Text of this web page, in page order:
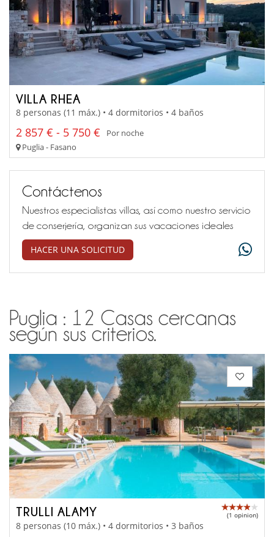
VILLA RHEA
8 personas (11 máx.) • 4 dormitorios • 4 baños
2 857 € - 5 750 €
Por noche
Puglia - Fasano
Contáctenos
Nuestros especialistas villas, así como nuestro servicio
de conserjería, organizan sus vacaciones ideales
HACER UNA SOLICITUD
Puglia : 12 Casas cercanas
según sus criterios.
TRULLI ALAMY (1 opinion)
8 personas (10 máx.) • 4 dormitorios • 3 baños